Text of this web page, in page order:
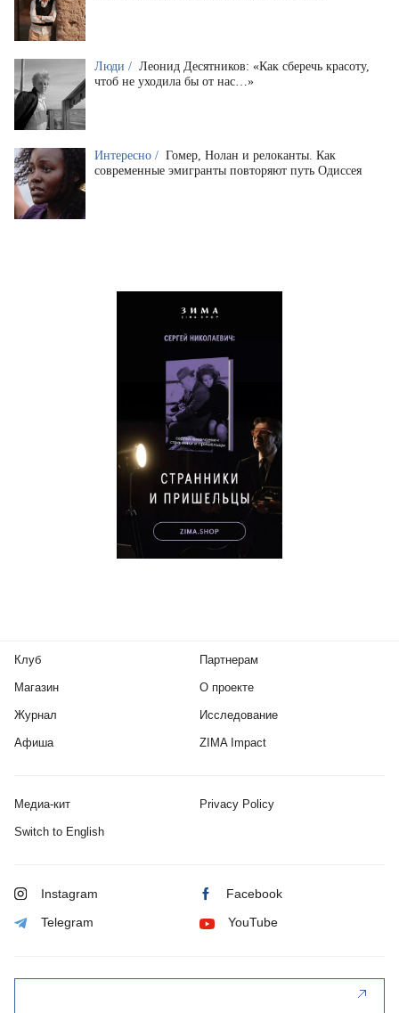
Люди / Леонид Десятников: «Как сберечь красоту,
чтоб не уходила бы от нас…»
Интересно / Гомер, Нолан и релоканты. Как
современные эмигранты повторяют путь Одиссея
Клуб
Магазин
Журнал
Афиша
Партнерам
О проекте
Исследование
ZIMA Impact
Медиа-кит Privacy Policy
Switch to English
Instagram Facebook
Telegram YouTube